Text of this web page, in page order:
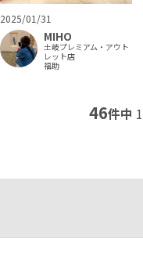
2025/01/31
MIHO
土岐プレミアム・アウト
レット店
福助
46件中 1